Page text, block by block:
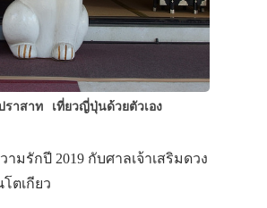
ราสาท เที่ยวญี่ปุ่นด้วยตัวเอง
ามรักปี 2019 กับศาลเจ้าเสริมดวง
ตเกียว